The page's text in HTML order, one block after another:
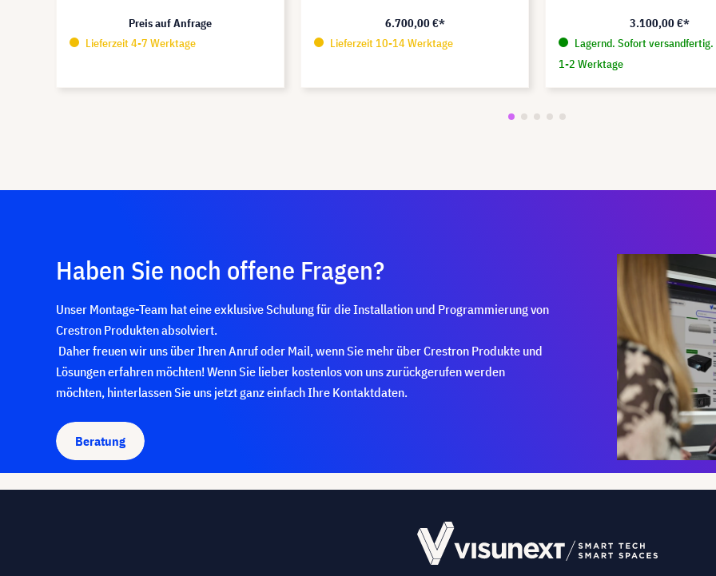
Preis auf Anfrage
Lieferzeit 4-7 Werktage
6.700,00 €*
Lieferzeit 10-14 Werktage
3.100,00 €*
Lagernd. Sofort
1-2 Werktage
Haben Sie noch offene Fragen?
Unser Montage-Team hat eine exklusive Schulung für die Installation und Programmierung von
Crestron Produkten absolviert.
Daher freuen wir uns über Ihren Anruf oder Mail, wenn Sie mehr über Crestron Produkte und
Lösungen erfahren möchten! Wenn Sie lieber kostenlos von uns zurückgerufen werden
möchten, hinterlassen Sie uns jetzt ganz einfach Ihre Kontaktdaten.
Beratung